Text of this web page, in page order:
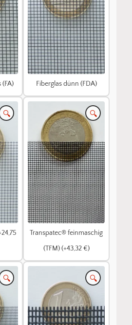
Fiberglas dünn (FDA)
🔍 🔍
Transpatec® feinmaschig
(TFM) (+43,32 €)
🔍 🔍